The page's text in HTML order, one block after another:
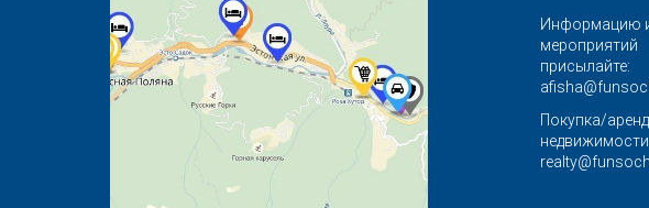
Информацию
мероприятий
присылайте:
Покупка/
недвижимости